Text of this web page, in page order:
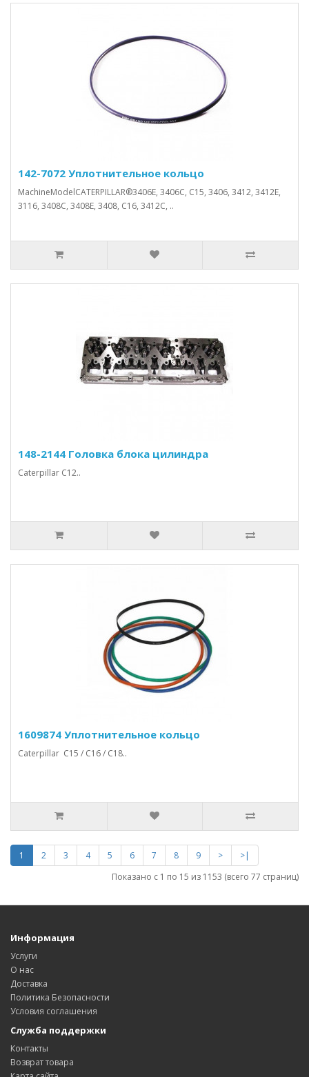
142-7072 Уплотнительное кольцо
MachineModelCATERPILLAR®3406E, 3406C, C15, 3406, 3412, 3412E,
3116, 3408C, 3408E, 3408, C16, 3412C, ..
148-2144 Головка блока цилиндра
Caterpillar C12..
1609874 Уплотнительное кольцо
Caterpillar C15 / C16 / C18..
1 2 3 4 5 6 7 8 9 >
>|
Показано с 1 по 15 из 1153 (всего 77 страниц)
Информация
Услуги
О нас
Доставка
Политика Безопасности
Условия соглашения
Служба поддержки
Контакты
Возврат товара